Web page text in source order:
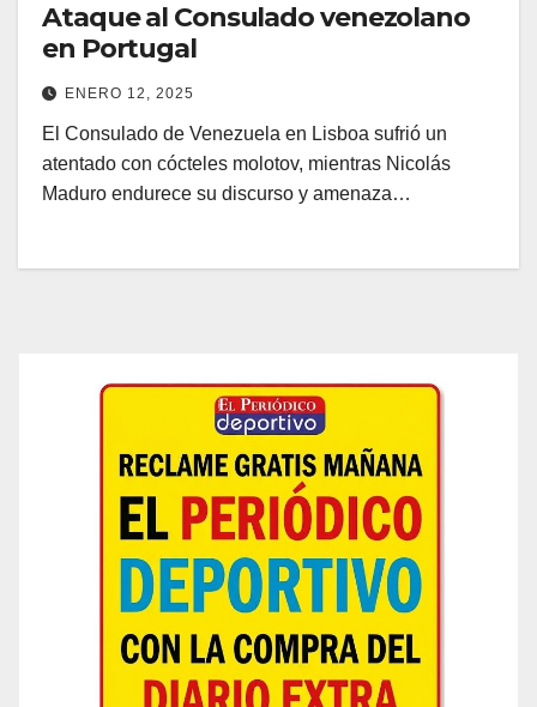
Ataque al Consulado venezolano
en Portugal
ENERO 12, 2025
El Consulado de Venezuela en Lisboa sufrió un
atentado con cócteles molotov, mientras Nicolás
Maduro endurece su discurso y amenaza…